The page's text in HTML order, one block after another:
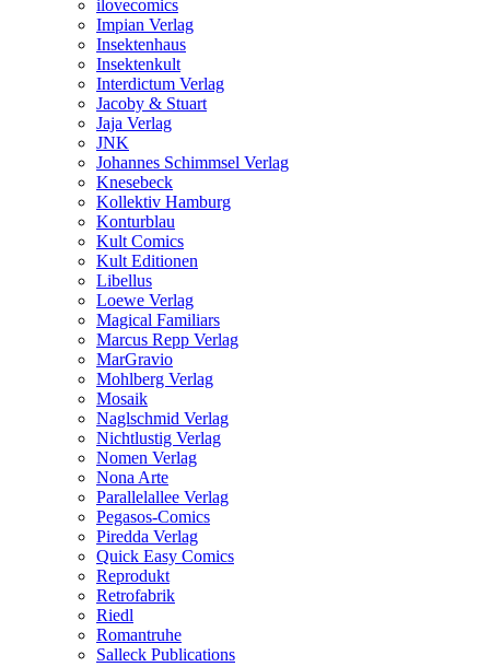
ilovecomics
Impian Verlag
Insektenhaus
Insektenkult
Interdictum Verlag
Jacoby & Stuart
Jaja Verlag
JNK
Johannes Schimmsel Verlag
Knesebeck
Kollektiv Hamburg
Konturblau
Kult Comics
Kult Editionen
Libellus
Loewe Verlag
Magical Familiars
Marcus Repp Verlag
MarGravio
Mohlberg Verlag
Mosaik
Naglschmid Verlag
Nichtlustig Verlag
Nomen Verlag
Nona Arte
Parallelallee Verlag
Pegasos-Comics
Piredda Verlag
Quick Easy Comics
Reprodukt
Retrofabrik
Riedl
Romantruhe
Salleck Publications